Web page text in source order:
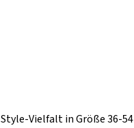
Style-Vielfalt in Größe 36-54